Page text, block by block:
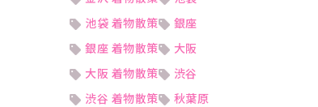
池袋 着物散策
銀座
銀座 着物散策
大阪
大阪 着物散策
渋谷
渋谷 着物散策
秋葉原